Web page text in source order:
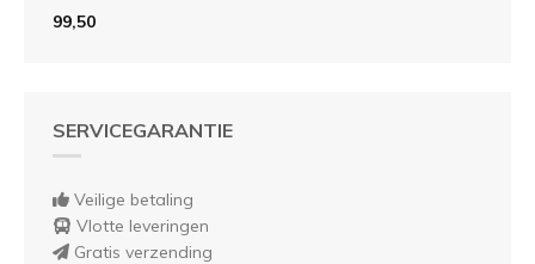
99,50
SERVICEGARANTIE
Veilige betaling
Vlotte leveringen
Gratis verzending